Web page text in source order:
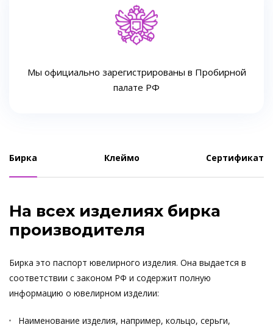
Мы официально зарегистрированы в Пробирной
палате РФ
Бирка Клеймо Сертификат
На всех изделиях бирка
производителя
Бирка это паспорт ювелирного изделия. Она выдается в
соответствии с законом РФ и содержит полную
информацию о ювелирном изделии:
Наименование изделия, например, кольцо, серьги,